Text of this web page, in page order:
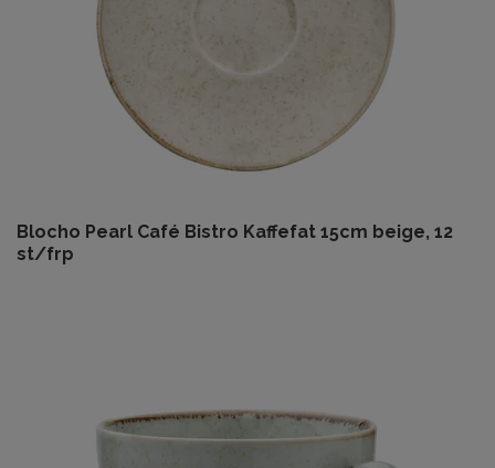
Blocho Pearl Café Bistro Kaffefat 15cm beige, 12
st/frp